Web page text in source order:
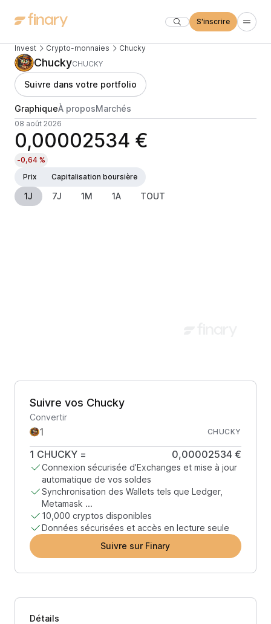
S'inscrire
Invest Crypto-monnaies Chucky
ChuckyCHUCKY
Suivre dans votre portfolio
GraphiqueÀ proposMarchés
08 août 2026
0,00002534 €
-0,64 %
Prix
Capitalisation boursière
1J 7J 1M 1A TOUT
Suivre vos Chucky
Convertir
CHUCKY
1 CHUCKY = 0,00002534 €
Connexion sécurisée d’Exchanges et mise à jour
automatique de vos soldes
Synchronisation des Wallets tels que Ledger,
Metamask ...
10,000 cryptos disponibles
Données sécurisées et accès en lecture seule
Suivre sur Finary
Détails